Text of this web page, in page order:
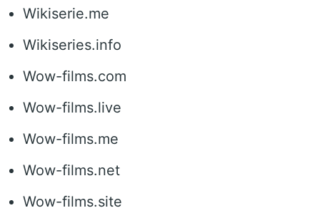
Wikiserie.me
Wikiseries.info
Wow-films.com
Wow-films.live
Wow-films.me
Wow-films.net
Wow-films.site